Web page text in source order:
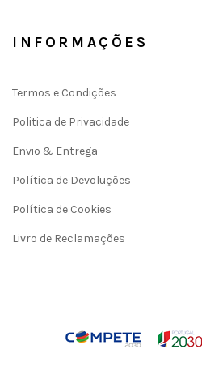
INFORMAÇÕES
Termos e Condições
Politica de Privacidade
Envio & Entrega
Política de Devoluções
Política de Cookies
Livro de Reclamações